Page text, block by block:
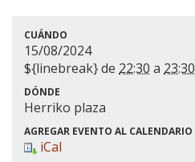
CUÁNDO
15/08/2024
${linebreak} de 22:30 a 23:30
DÓNDE
Herriko plaza
AGREGAR EVENTO AL CALENDARIO
iCal